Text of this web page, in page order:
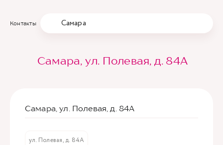
Контакты Самара
Самара, ул. Полевая, д. 84А
Самара, ул. Полевая, д. 84А
ул. Полевая, д. 84А